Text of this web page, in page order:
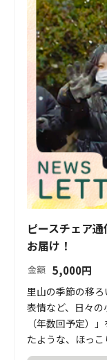
ピースチェア
お届け！
金額 5,000円
里山の季節の移
表情など、日々
（年数回予定）
たような、ほっこ